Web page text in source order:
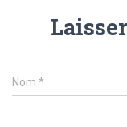
Nom *